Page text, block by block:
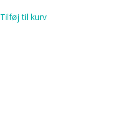
Tilføj til kurv